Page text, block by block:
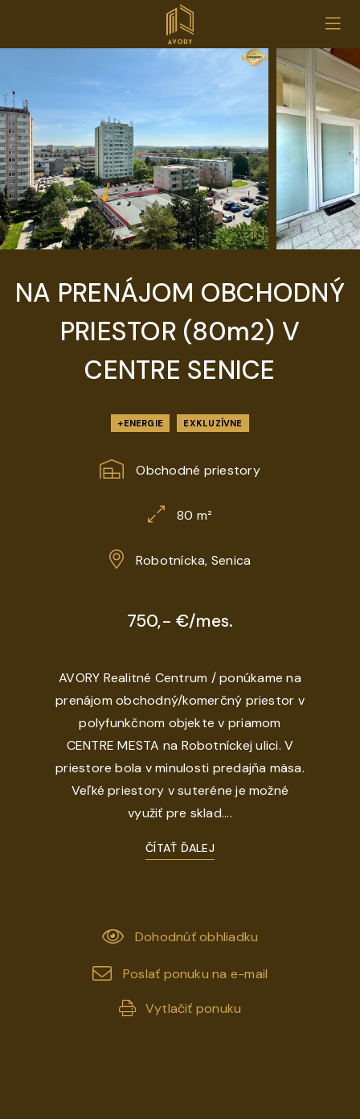
NA PRENÁJOM OBCHODNÝ
PRIESTOR (80m2) V
CENTRE SENICE
+ENERGIE EXKLUZÍVNE
Obchodné priestory
80 m²
Robotnícka, Senica
750,- €/mes.
AVORY Realitné Centrum / ponúkame na
prenájom obchodný/komerčný priestor v
polyfunkčnom objekte v priamom
CENTRE MESTA na Robotníckej ulici. V
priestore bola v minulosti predajňa mäsa.
Veľké priestory v suteréne je možné
využiť pre sklad....
ČÍTAŤ ĎALEJ
Dohodnúť obhliadku
Poslať ponuku na e-mail
Vytlačiť ponuku